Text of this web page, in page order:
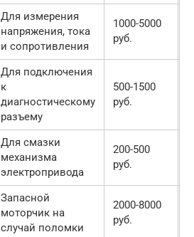
Для измерения
напряжения, тока
и сопротивления
1000-5000
руб.
Для подключения
к
диагностическому
разъему
500-1500
руб.
Для смазки
механизма
электропривода
200-500
руб.
Запасной
моторчик на
случай поломки
2000-8000
руб.